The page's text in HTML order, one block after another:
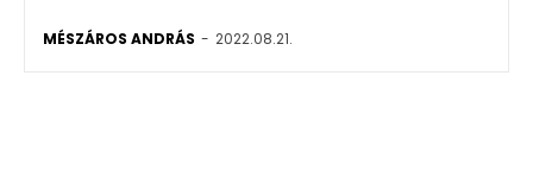
MÉSZÁROS ANDRÁS - 2022.08.21.